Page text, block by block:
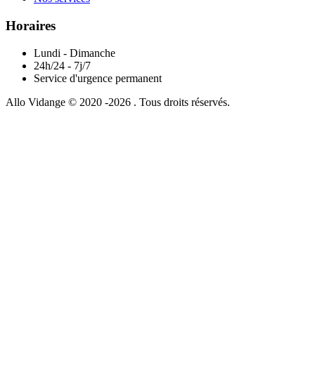
Horaires
Lundi - Dimanche
24h/24 - 7j/7
Service d'urgence permanent
Allo Vidange © 2020 -2026 . Tous droits réservés.